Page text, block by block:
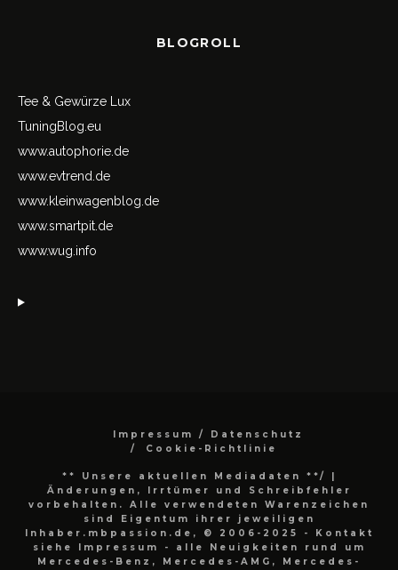
BLOGROLL
Tee & Gewürze Lux
TuningBlog.eu
www.autophorie.de
www.evtrend.de
www.kleinwagenblog.de
www.smartpit.de
www.wug.info
Impressum / Datenschutz
Cookie-Richtlinie
** Unsere aktuellen Mediadaten **/
|
Änderungen, Irrtümer und Schreibfehler
vorbehalten. Alle verwendeten Warenzeichen
sind Eigentum ihrer jeweiligen
Inhaber.mbpassion.de, © 2006-2025 - Kontakt
siehe Impressum - alle Neuigkeiten rund um
Mercedes-Benz, Mercedes-AMG, Mercedes-